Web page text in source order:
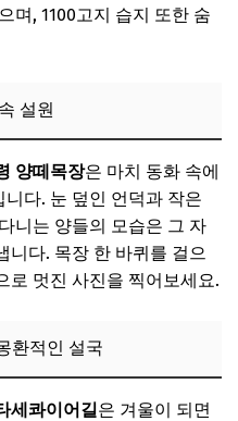
며, 1100고지 습지 또한 숨
설원
양떼목장은 마치 동화 속에
다. 눈 덮인 언덕과 작은
니는 양들의 모습은 그 자
니다. 목장 한 바퀴를 걸으
로 멋진 사진을 찍어보세요.
환적인 설국
세콰이어길은 겨울이 되면